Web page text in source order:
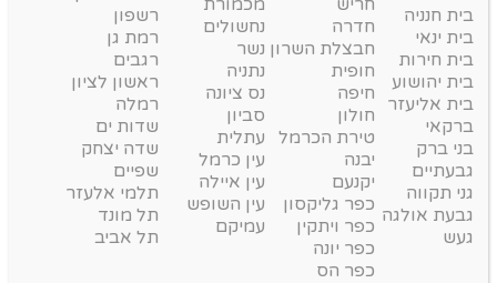
בית חנניה
בית ינאי
בית חירות
בית יהושוע
בית אליעזר
ברקאי
בני ברק
גבעתיים
גני תקווה
גבעת אולגה
געש
חדרה
חבצלת השרון
חופית
חיפה
חולון
טירת הכרמל
יבנה
יקנעם
כפר גליקסון
כפר ויתקין
כפר יונה
כפר הס
נחשולים
נשר
נתניה
נס ציונה
סביון
עתלית
עין כרמל
עין איילה
עין השופש
עמיקם
רשפון
רמת גן
רגבים
ראשון לציון
רמלה
שדות ים
שדה יצחק
שפיים
תלמי אלעזר
תל מונד
תל אביב